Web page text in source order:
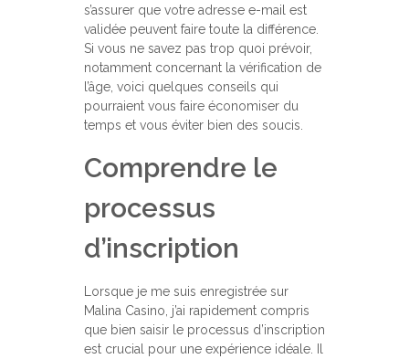
s’assurer que votre adresse e-mail est
validée peuvent faire toute la différence.
Si vous ne savez pas trop quoi prévoir,
notamment concernant la vérification de
l’âge, voici quelques conseils qui
pourraient vous faire économiser du
temps et vous éviter bien des soucis.
Comprendre le
processus
d’inscription
Lorsque je me suis enregistrée sur
Malina Casino, j’ai rapidement compris
que bien saisir le processus d’inscription
est crucial pour une expérience idéale. Il